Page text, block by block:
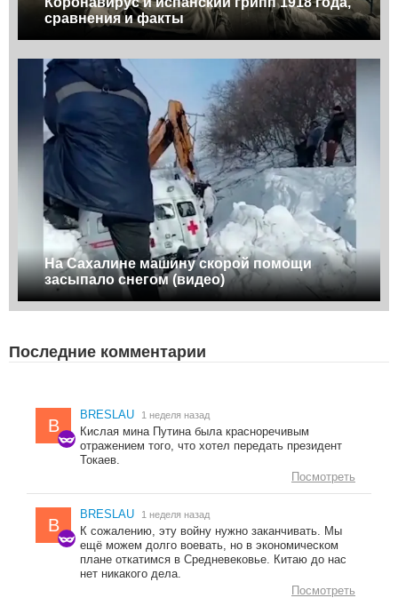
сравнения и факты
На Сахалине машину скорой помощи
засыпало снегом (видео)
Последние комментарии
B
BRESLAU 1 неделя назад
Кислая мина Путина была красноречивым
отражением того, что хотел передать президент
Токаев.
Посмотреть
B
BRESLAU 1 неделя назад
К сожалению, эту войну нужно заканчивать. Мы
ещё можем долго воевать, но в экономическом
плане откатимся в Средневековье. Китаю до нас
нет никакого дела.
Посмотреть